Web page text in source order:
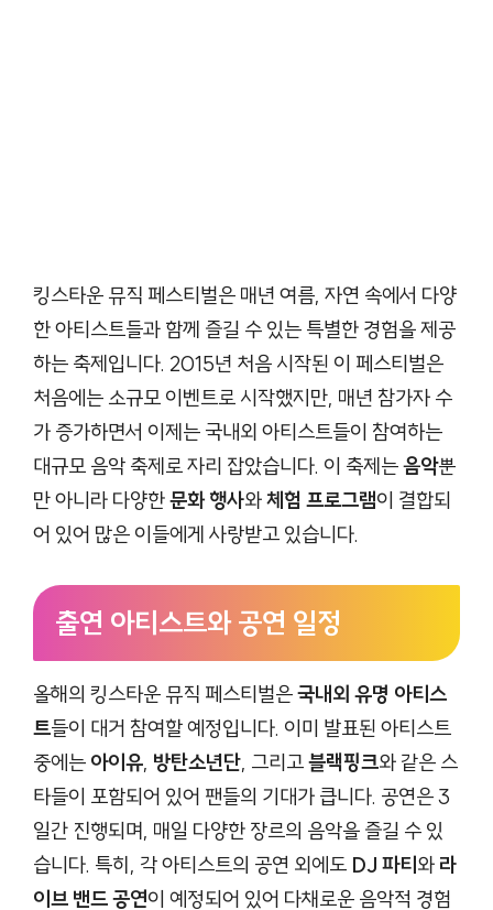
킹스타운 뮤직 페스티벌은 매년 여름, 자연 속에서 다양
한 아티스트들과 함께 즐길 수 있는 특별한 경험을 제공
하는 축제입니다. 2015년 처음 시작된 이 페스티벌은
처음에는 소규모 이벤트로 시작했지만, 매년 참가자 수
가 증가하면서 이제는 국내외 아티스트들이 참여하는
대규모 음악 축제로 자리 잡았습니다. 이 축제는음악뿐
만 아니라 다양한문화 행사와체험 프로그램이 결합되
어 있어 많은 이들에게 사랑받고 있습니다.
출연 아티스트와 공연 일정
올해의 킹스타운 뮤직 페스티벌은국내외 유명 아티스
트들이 대거 참여할 예정입니다. 이미 발표된 아티스트
중에는 아이유, 방탄소년단, 그리고블랙핑크와 같은 스
타들이 포함되어 있어 팬들의 기대가 큽니다. 공연은 3
일간 진행되며, 매일 다양한 장르의 음악을 즐길 수 있
습니다. 특히, 각 아티스트의 공연 외에도 DJ 파티와 라
이브 밴드 공연이 예정되어 있어 다채로운 음악적 경험